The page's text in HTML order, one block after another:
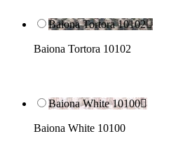
Baiona Tortora 10102
Baiona Tortora 10102
Baiona White 10100
Baiona White 10100